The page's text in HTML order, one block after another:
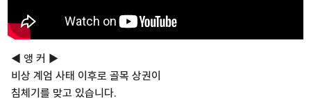
◀ 앵 커 ▶
비상 계엄 사태 이후로 골목 상권이
침체기를 맞고 있습니다.